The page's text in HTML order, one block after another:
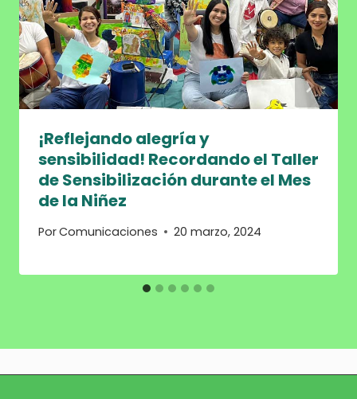
¡Reflejando alegría y
sensibilidad! Recordando el Taller
de Sensibilización durante el Mes
de la Niñez
PorComunicaciones 20 marzo, 2024